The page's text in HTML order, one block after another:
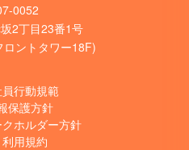
0052
2丁目23番1号
ントタワー18F)
行動規範
保護方針
ホルダー方針
用規約